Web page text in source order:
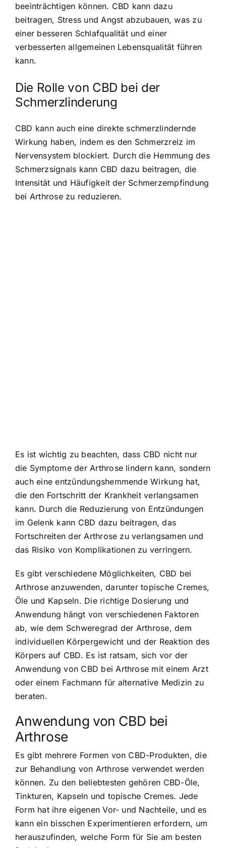
beeinträchtigen können. CBD kann dazu
beitragen, Stress und Angst abzubauen, was zu
einer besseren Schlafqualität und einer
verbesserten allgemeinen Lebensqualität führen
kann.
Die Rolle von CBD bei der
Schmerzlinderung
CBD kann auch eine direkte schmerzlindernde
Wirkung haben, indem es den Schmerzreiz im
Nervensystem blockiert. Durch die Hemmung des
Schmerzsignals kann CBD dazu beitragen, die
Intensität und Häufigkeit der Schmerzempfindung
bei Arthrose zu reduzieren.
Es ist wichtig zu beachten, dass CBD nicht nur
die Symptome der Arthrose lindern kann, sondern
auch eine entzündungshemmende Wirkung hat,
die den Fortschritt der Krankheit verlangsamen
kann. Durch die Reduzierung von Entzündungen
im Gelenk kann CBD dazu beitragen, das
Fortschreiten der Arthrose zu verlangsamen und
das Risiko von Komplikationen zu verringern.
Es gibt verschiedene Möglichkeiten, CBD bei
Arthrose anzuwenden, darunter topische Cremes,
Öle und Kapseln. Die richtige Dosierung und
Anwendung hängt von verschiedenen Faktoren
ab, wie dem Schweregrad der Arthrose, dem
individuellen Körpergewicht und der Reaktion des
Körpers auf CBD. Es ist ratsam, sich vor der
Anwendung von CBD bei Arthrose mit einem Arzt
oder einem Fachmann für alternative Medizin zu
beraten.
Anwendung von CBD bei
Arthrose
Es gibt mehrere Formen von CBD-Produkten, die
zur Behandlung von Arthrose verwendet werden
können. Zu den beliebtesten gehören CBD-Öle,
Tinkturen, Kapseln und topische Cremes. Jede
Form hat ihre eigenen Vor- und Nachteile, und es
kann ein bisschen Experimentieren erfordern, um
herauszufinden, welche Form für Sie am besten